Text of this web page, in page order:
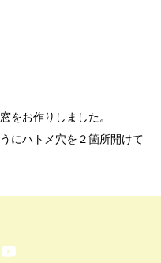
をお作りしました。
にハトメ穴を２箇所開けて